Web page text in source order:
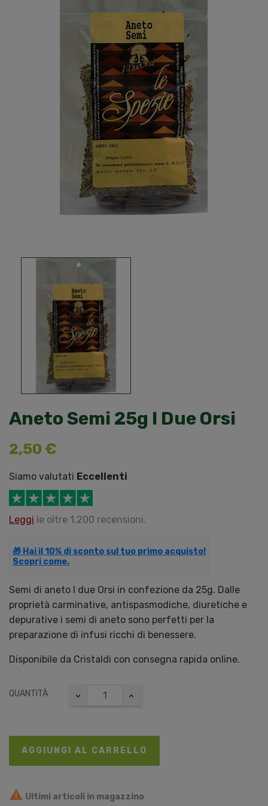
Aneto Semi 25g I Due Orsi
2,50 €
Siamo valutati Eccellenti
Leggi le oltre 1.200 recensioni.
🎁 Hai il 10% di sconto sul tuo primo acquisto!
Scopri come.
Semi di aneto I due Orsi in confezione da 25g. Dalle
proprietà carminative, antispasmodiche, diuretiche e
depurative i semi di aneto sono perfetti per la
preparazione di infusi ricchi di benessere.
Disponibile da Cristaldi con consegna rapida online.
QUANTITÀ
AGGIUNGI AL CARRELLO
 Ultimi articoli in magazzino